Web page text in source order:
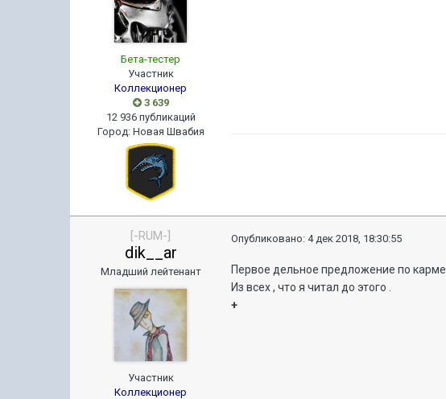
Бета-тестер
Участник
Коллекционер
3 639
12 936 публикаций
Город: Новая Швабия
[-RUM-]
dik__ar
Младший лейтенант
Участник
Коллекционер
Опубликовано:4 дек 2018, 18:30:55
Первое дельное предложение по карме .
Из всех , что я читал до этого .
+